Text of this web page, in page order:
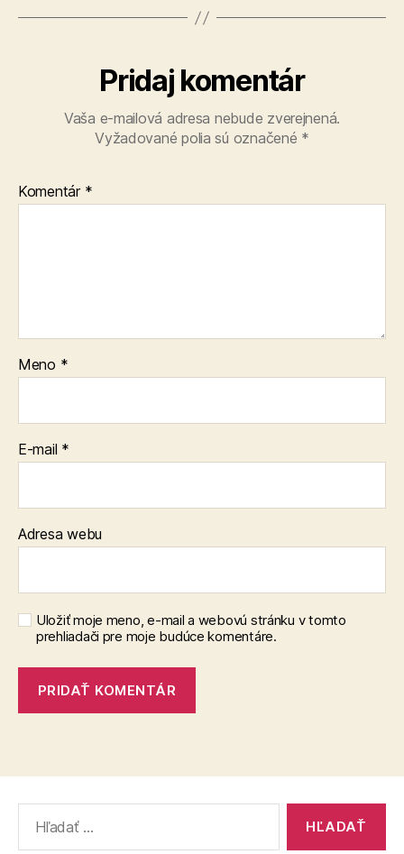
Pridaj komentár
Vaša e-mailová adresa nebude zverejnená.
Vyžadované polia sú označené *
Komentár *
Meno *
E-mail *
Adresa webu
Uložiť moje meno, e-mail a webovú stránku v tomto
prehliadači pre moje budúce komentáre.